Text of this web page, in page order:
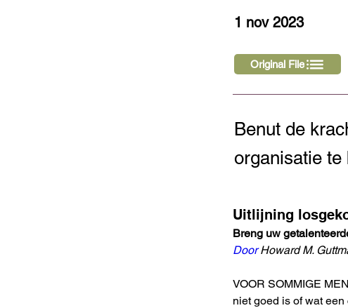
1 nov 2023
Original File
Benut de
organisatie te
Uitlijning
Breng uw
Door Howard M.
VOOR SOMMIGE
niet goed is of wat